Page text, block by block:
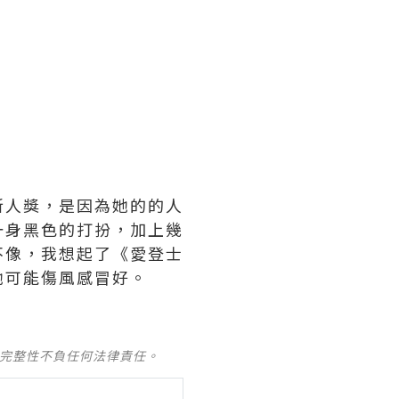
獎，是因為她的的人
黑色的打扮，加上幾
，我想起了《愛登士
能傷風感冒好。
整性不負任何法律責任。